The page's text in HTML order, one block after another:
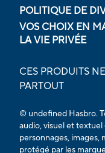
POLITIQUE DE
VOS CHOIX EN
LA VIE PRIVÉE
CES PRODUITS
PARTOUT
© undefined Hasbro.
audio, visuel et textuel
personnages, images,
protégé par les